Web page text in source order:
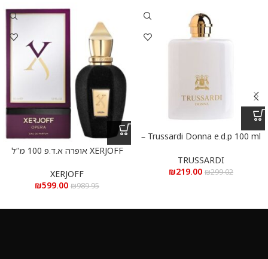
Trussardi Donna e.d.p 100 ml –
TRUSSARDI
₪299.02
₪219.00
XERJOFF אופרה א.ד.פ 100 מ”ל
XERJOFF
₪989.95
₪599.00